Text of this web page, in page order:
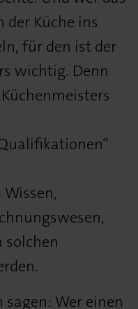
Küche ins
für den ist der
wichtig. Denn
solchen
Wer einen